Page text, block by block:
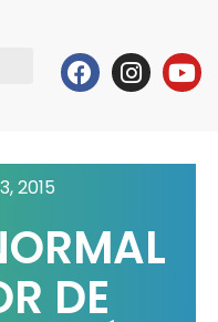
Facebook
2015
DE